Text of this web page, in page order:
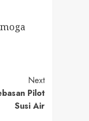
Next
Pilot
Susi Air